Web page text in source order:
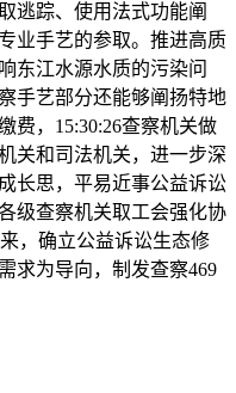
逃踪、使用法式功能阐
业手艺的参取。推进高质
东江水源水质的污染问
手艺部分还能够阐扬特地
费，15:30:26查察机关做
关和司法机关，进一步深
长思，平易近事公益诉讼
级查察机关取工会强化协
，确立公益诉讼生态修
求为导向，制发查察469